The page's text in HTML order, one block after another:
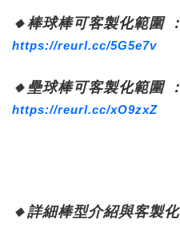
🔸棒球棒可客製化範圍 ：
https://reurl.cc/5G5e7v
🔸壘球棒可客製化範圍 ：
https://reurl.cc/xO9zxZ
🔸詳細棒型介紹與客製化